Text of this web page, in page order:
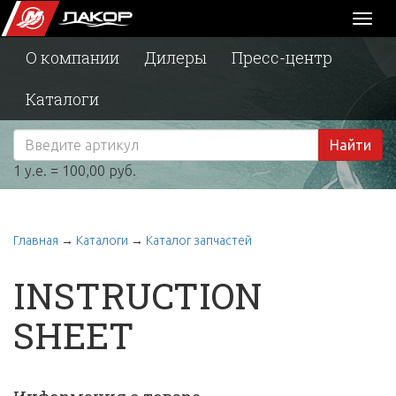
О компании Дилеры
Пресс-центр
Каталоги
Найти
1 у.е. = 100,00 руб.
Главная → Каталоги → Каталог запчастей
INSTRUCTION
SHEET